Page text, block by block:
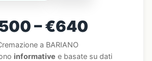
– €640
a BARIANO
informative e basate su dati